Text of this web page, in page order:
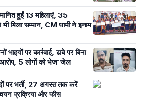
हुईं 13 महिलाएं, 35
भी मिला सम्मान, CM धामी ने इनाम
भाइयों पर कार्रवाई, ढाबे पर बिना
5 लोगों को भेजा जेल
पर भर्ती, 27 अगस्त तक करें
प्रक्रिया और फीस